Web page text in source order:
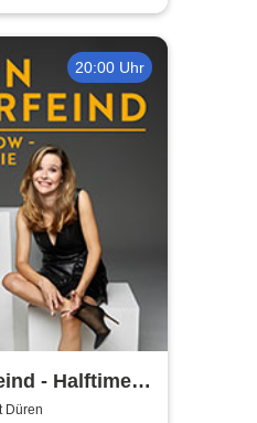
20:00 Uhr
- Halftime
nie
Düren